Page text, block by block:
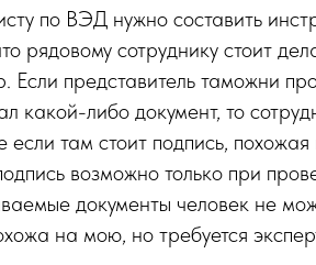
по ВЭД нужно составить
рядовому сотруднику стоит
представитель таможни
какой-либо документ, то
там стоит подпись,
возможно только при
документы человек не
на мою, но требуется